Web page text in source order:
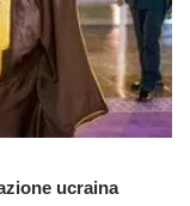
ucraina